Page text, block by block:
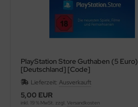
PlayStation Store Guthaben (5 Euro)
[Deutschland] [Code]
Lieferzeit: Ausverkauft
5,00 EUR
inkl. 19 % MwSt. zzgl. Versandkosten